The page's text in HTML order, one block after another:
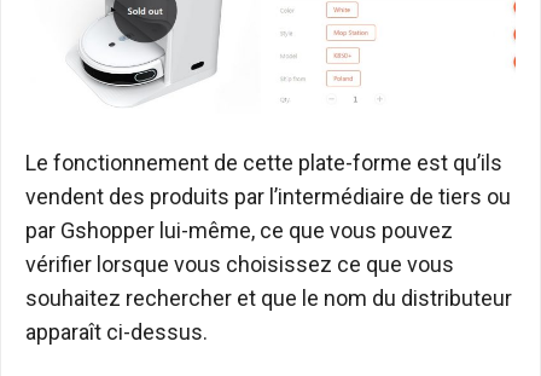
Le fonctionnement de cette plate-forme est qu’ils
vendent des produits par l’intermédiaire de tiers ou
par Gshopper lui-même, ce que vous pouvez
vérifier lorsque vous choisissez ce que vous
souhaitez rechercher et que le nom du distributeur
apparaît ci-dessus.